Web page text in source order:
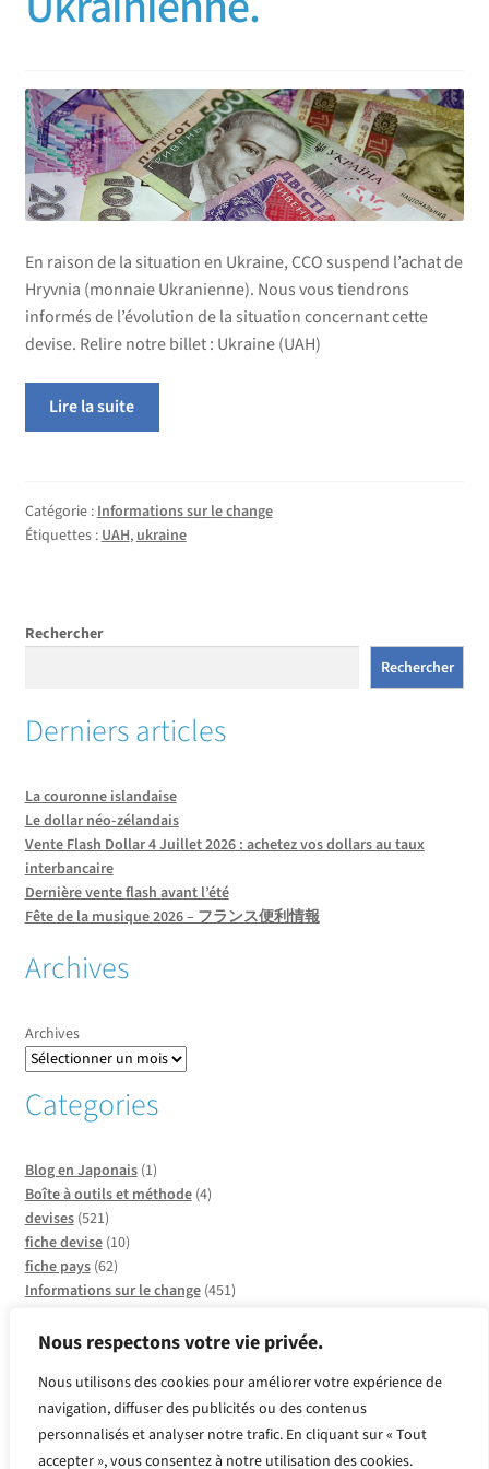
Nous respectons votre vie privée.
Nous utilisons des cookies pour améliorer votre expérience de
navigation, diffuser des publicités ou des contenus
personnalisés et analyser notre trafic. En cliquant sur « Tout
accepter », vous consentez à notre utilisation des cookies.
En raison de la situation en Ukraine, CCO suspend l’achat de
Hryvnia (monnaie Ukranienne). Nous vous tiendrons
informés de l’évolution de la situation concernant cette
devise. Relire notre billet : Ukraine (UAH)
Lire la suite
Catégorie :Informations sur le change
Étiquettes :UAH,ukraine
Rechercher
Rechercher
Derniers articles
La couronne islandaise
Le dollar néo-zélandais
Vente Flash Dollar 4 Juillet 2026 : achetez vos dollars au taux
interbancaire
Dernière vente flash avant l’été
Fête de la musique 2026 – フランス便利情報
Archives
Archives
Categories
Blog en Japonais(1)
Boîte à outils et méthode(4)
devises(521)
fiche devise(10)
fiche pays(62)
Informations sur le change(451)
Infos sur CCO(137)
métaux (2)
Produits or et argent(2)
Quelle devise pour quel pays ?(39)
Revue de presse(143)